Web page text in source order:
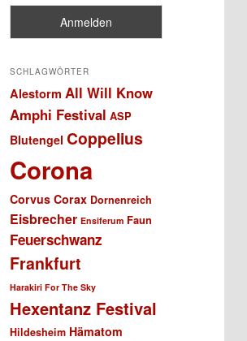
SCHLAGWÖRTER
Alestorm All Will Know
Amphi Festival ASP
Blutengel Coppelius
Corona
Corvus Corax Dornenreich
Eisbrecher Ensiferum Faun
Feuerschwanz
Frankfurt
Harakiri For The Sky
Hexentanz Festival
Hildesheim Hämatom